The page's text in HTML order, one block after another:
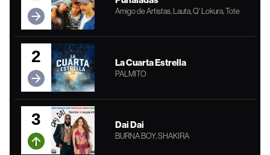
Amigo de Artistas, Lauta, Q' Lokura, Tote
2 La Cuarta Estrella
PALMITO
3 Dai Dai
BURNA BOY, SHAKIRA